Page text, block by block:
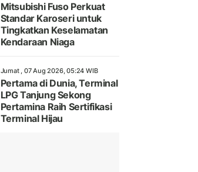
Mitsubishi Fuso Perkuat
Standar Karoseri untuk
Tingkatkan Keselamatan
Kendaraan Niaga
Jumat , 07 Aug 2026, 05:24 WIB
Pertama di Dunia, Terminal
LPG Tanjung Sekong
Pertamina Raih Sertifikasi
Terminal Hijau